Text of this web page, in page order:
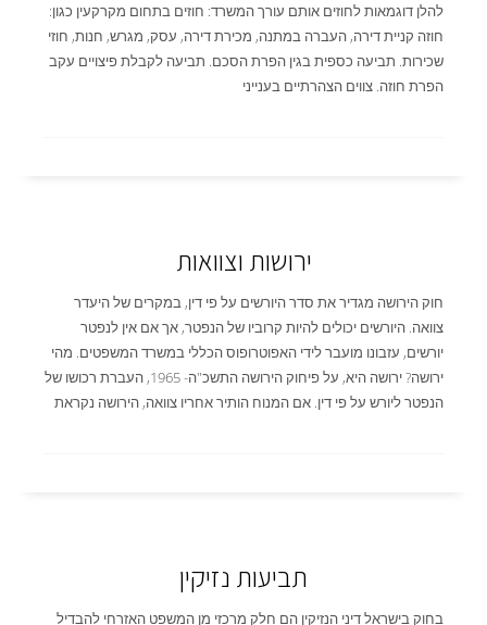
להלן דוגמאות לחוזים אותם עורך המשרד: חוזים בתחום מקרקעין כגון:
חוזה קניית דירה, העברה במתנה, מכירת דירה, עסק, מגרש, חנות, חוזי
שכירות. תביעה כספית בגין הפרת הסכם. תביעה לקבלת פיצויים עקב
הפרת חוזה. צווים הצהרתיים בענייני
ירושות וצוואות
חוק הירושה מגדיר את סדר היורשים על פי דין, במקרים של היעדר
צוואה. היורשים יכולים להיות קרוביו של הנפטר, אך אם אין לנפטר
יורשים, עזבונו מועבר לידי האפוטרופוס הכללי במשרד המשפטים. מהי
ירושה? ירושה היא, על פיחוק הירושה התשכ"ה- 1965, העברת רכושו של
הנפטר ליורש על פי דין. אם המנוח הותיר אחריו צוואה, הירושה נקראת
תביעות נזיקין
בחוק בישראל דיני הנזיקין הם חלק מרכזי מן המשפט האזרחי להבדיל